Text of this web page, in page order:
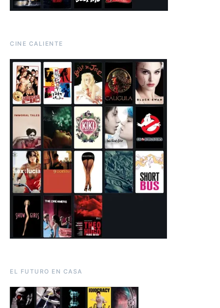
CINE CALIENTE
EL FUTURO EN CASA